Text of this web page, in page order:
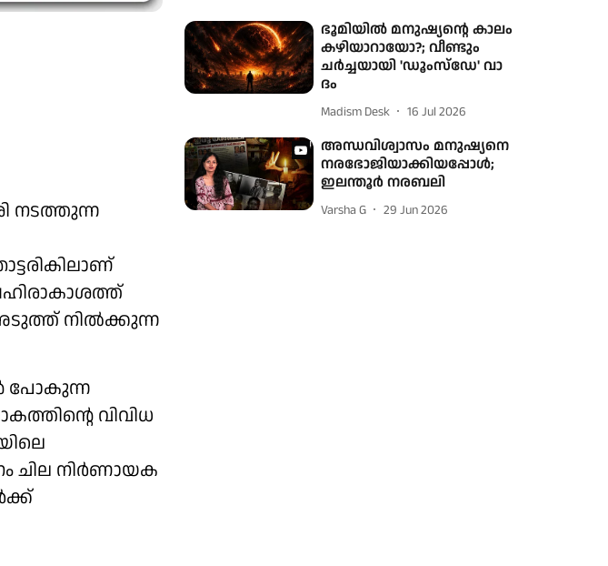
നടത്തുന്ന
അടുത്ത് നിൽക്കുന്ന
പോകുന്ന
വിവിധ
ചില നിർണായക
ഭൂമിയിൽ മനുഷ്യന്റെ കാലം
കഴിയാറായോ?; വീണ്ടും
ചര്‍ച്ചയായി 'ഡൂംസ്‌ഡേ' വാ​
ദം
Madism Desk 16 Jul 2026
അന്ധവിശ്വാസം മനുഷ്യനെ
നരഭോജിയാക്കിയപ്പോൾ;
ഇലന്തൂർ നരബലി
Varsha G 29 Jun 2026